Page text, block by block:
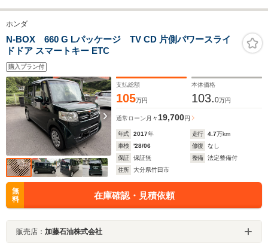
ホンダ
N-BOX 660 G Lパッケージ TV CD 片側パワースライ
ドドア スマートキー ETC
購入プラン付
支払総額
105万円
本体価格
103.0万円
通常ローン 月々19,700円
年式 2017年 走行 4.7万km
車検
'28/06 修復
なし
保証
保証無 整備
法定整備付
住所
大分県竹田市
無
料
在庫確認・見積依頼
販売店： 加藤石油株式会社